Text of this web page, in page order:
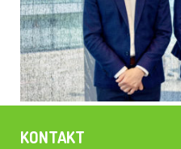
KONTAKT